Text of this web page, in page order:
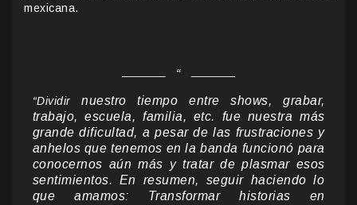
mexicana.
“Dividir nuestro tiempo entre shows, grabar,
trabajo, escuela, familia, etc. fue nuestra más
grande dificultad, a pesar de las frustraciones y
anhelos que tenemos en la banda funcionó para
conocernos aún más y tratar de plasmar esos
sentimientos. En resumen, seguir haciendo lo
que amamos: Transformar historias en